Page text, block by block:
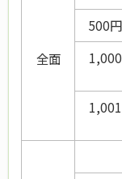
全面
500